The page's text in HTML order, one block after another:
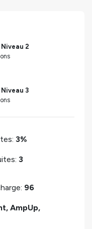
Niveau 2
Niveau 3
3%
3
96
AmpUp,